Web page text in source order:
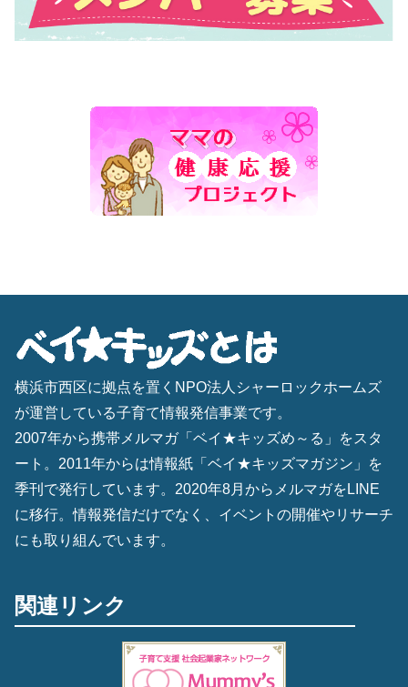
横浜市西区に拠点を置くNPO法人シャーロックホームズ
が運営している子育て情報発信事業です。
2007年から携帯メルマガ「ベイ★キッズめ～る」をスタ
ート。2011年からは情報紙「ベイ★キッズマガジン」を
季刊で発行しています。2020年8月からメルマガをLINE
に移行。情報発信だけでなく、イベントの開催やリサーチ
にも取り組んでいます。
関連リンク